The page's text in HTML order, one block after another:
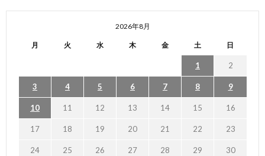
2026年8月
月 火 水 木 金 土 日
1 2
3 4 5 6 7 8 9
10 11 12 13 14 15 16
17 18 19 20 21 22 23
24 25 26 27 28 29 30